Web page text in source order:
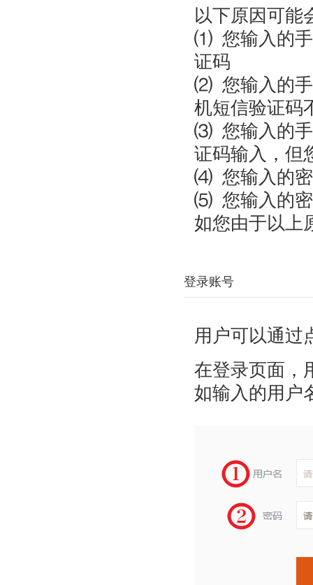
以下原因可能
⑴ 您输入的手
证码
⑵ 您输入的手
机短信验证码
⑶ 您输入的手
证码输入，但
⑷ 您输入的密
⑸ 您输入的密
如您由于以上
登录账号
用户可以通过
在登录页面，
如输入的用户